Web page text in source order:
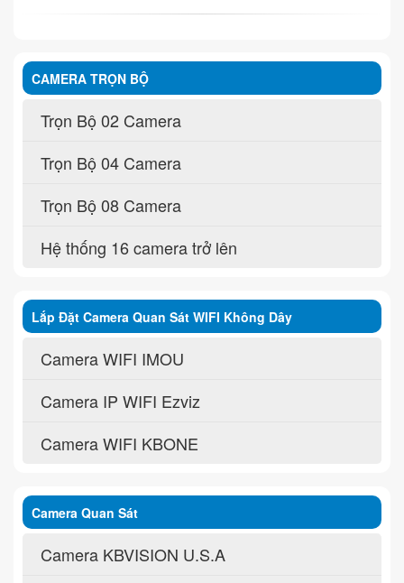
CAMERA TRỌN BỘ
Trọn Bộ 02 Camera
Trọn Bộ 04 Camera
Trọn Bộ 08 Camera
Hệ thống 16 camera trở lên
Lắp Đặt Camera Quan Sát WIFI Không Dây
Camera WIFI IMOU
Camera IP WIFI Ezviz
Camera WIFI KBONE
Camera Quan Sát
Camera KBVISION U.S.A